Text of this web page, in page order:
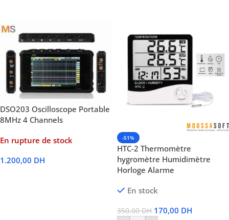
DSO203 Oscilloscope Portable
8MHz 4 Channels
En rupture de stock
1.200,00 DH
-51%
HTC-2 Thermomètre
hygromètre Humidimètre
Horloge Alarme
En stock
350,00DH 170,00 DH